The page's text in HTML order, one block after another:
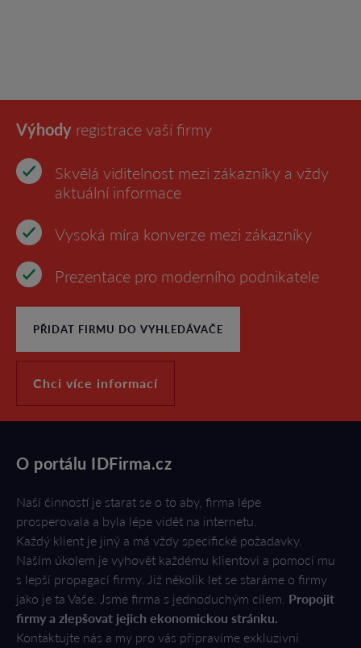
Výhody registrace vaší firmy
Skvělá viditelnost mezi zákazníky a vždy
aktuální informace
Vysoká míra konverze mezi zákazníky
Prezentace pro moderního podnikatele
PŘIDAT FIRMU DO VYHLEDÁVAČE
Chci více informací
O portálu IDFirma.cz
Naší činností je starat se o to aby, firma lépe
prosperovala a byla lépe vidět na internetu.
Každý klient je jiný a má vždy specifické požadavky.
Naším úkolem je vyhovět každému klientovi a pomoci mu
s lepší propagací firmy. Již několik let se staráme o firmy
jako je ta Vaše. Jsme firma s jednoduchým cílem. Propojit
firmy a zlepšovat jejich ekonomickou stránku.
Kontaktujte nás a my pro vás připravíme exkluzivní